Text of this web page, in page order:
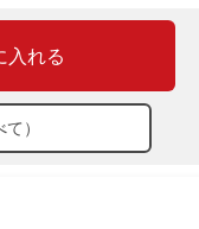
入れる
）